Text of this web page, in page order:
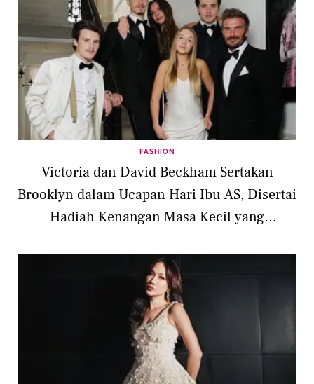
FASHION
Victoria dan David Beckham Sertakan
Brooklyn dalam Ucapan Hari Ibu AS, Disertai
Hadiah Kenangan Masa Kecil yang